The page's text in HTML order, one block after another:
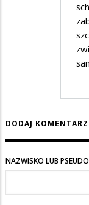
DODAJ KOMENTARZ
NAZWISKO LUB